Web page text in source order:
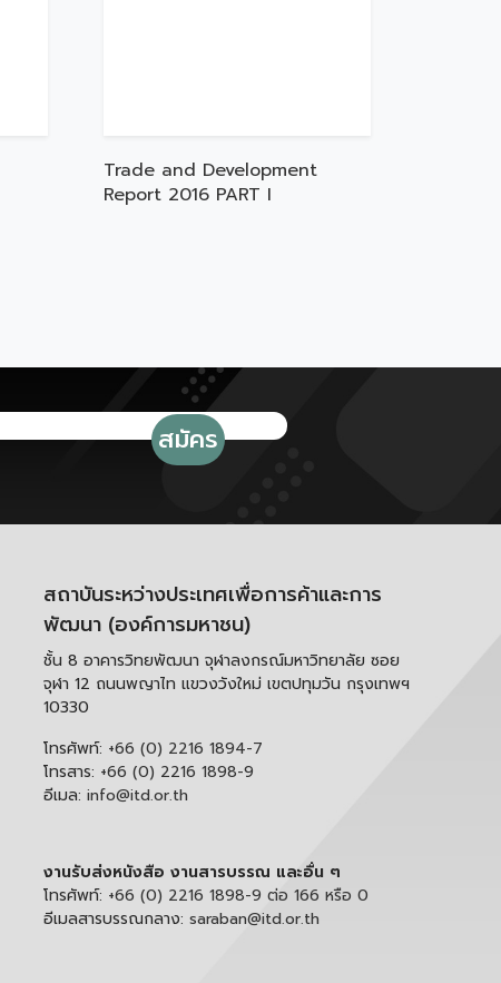
Trade and Development
Report 2016 PART I
สถาบันระหว่างประเทศเพื่อการค้าและการ
พัฒนา (องค์การมหาชน)
ชั้น 8 อาคารวิทยพัฒนา จุฬาลงกรณ์มหาวิทยาลัย ซอย
จุฬา 12 ถนนพญาไท แขวงวังใหม่ เขตปทุมวัน กรุงเทพฯ
10330
โทรศัพท์: +66 (0) 2216 1894-7
โทรสาร: +66 (0) 2216 1898-9
อีเมล: info@itd.or.th
งานรับส่งหนังสือ งานสารบรรณ และอื่น ๆ
โทรศัพท์: +66 (0) 2216 1898-9 ต่อ 166 หรือ 0
อีเมลสารบรรณกลาง: saraban@itd.or.th